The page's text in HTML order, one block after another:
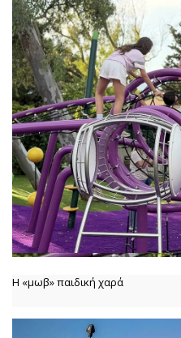
Η «μωβ» παιδική χαρά